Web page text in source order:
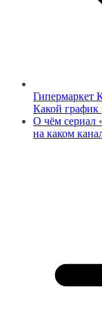
Гипермаркет
Какой график
О чём сериал
на каком